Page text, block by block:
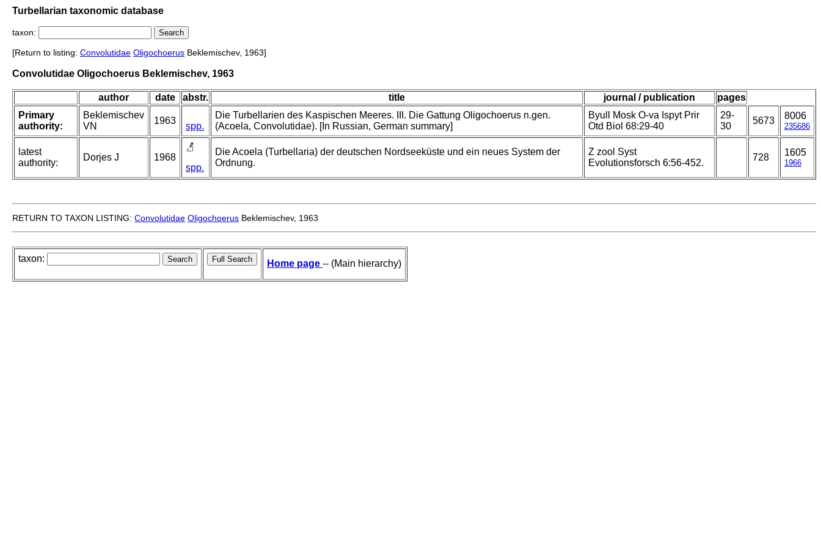
Turbellarian taxonomic database
taxon:
[Return to listing: Convolutidae Oligochoerus Beklemischev, 1963]
Convolutidae Oligochoerus Beklemischev, 1963
author date abstr. title journal / publication
pages
Primary
authority:
Beklemischev
VN
1963
spp.
Die Turbellarien des Kaspischen Meeres. III. Die Gattung Oligochoerus n.gen.
(Acoela, Convolutidae). [In Russian, German summary]
Byull Mosk O-va Ispyt Prir
Otd Biol 68:29-40
29-
30
5673 8006
235686
latest
authority:
Dorjes J
1968
spp.
Die Acoela (Turbellaria) der deutschen Nordseeküste und ein neues System der
Ordnung.
Z zool Syst
Evolutionsforsch 6:56-452.
728 1605
1966
RETURN TO TAXON LISTING: Convolutidae Oligochoerus Beklemischev, 1963
taxon: Home page -- (Main hierarchy)